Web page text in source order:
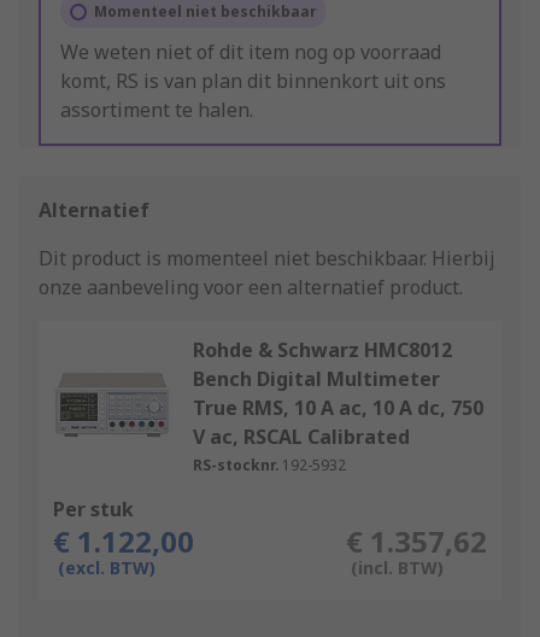
Momenteel niet beschikbaar
We weten niet of dit item nog op voorraad
komt, RS is van plan dit binnenkort uit ons
assortiment te halen.
Alternatief
Dit product is momenteel niet beschikbaar. Hierbij
onze aanbeveling voor een alternatief product.
Rohde & Schwarz HMC8012
Bench Digital Multimeter
True RMS, 10 A ac, 10 A dc, 750
V ac, RSCAL Calibrated
RS-stocknr. 192-5932
Per stuk
€ 1.122,00
(excl. BTW)
€ 1.357,62
(incl. BTW)